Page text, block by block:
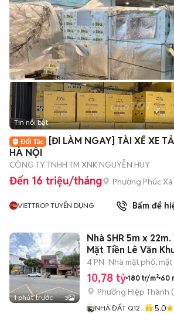
Tin nổi bật
[ĐI LÀM NGAY] TÀI XẾ XE
HÀ NỘI
CÔNG TY TNHH TM XNK NGUYỄN HUY
Đến 16 triệu/tháng Phường Phúc Xá
VIETTROP TUYỂN DỤNG Bấm để
1 phút trước 3
Nhà SHR 5m x 22m.
Mặt Tiền Lê Văn
4 PN Nhà mặt phố,
10,78 tỷ 180 tr/m² 60
Phường Hiệp Thành (
NHÀ ĐẤT Q12 5.0